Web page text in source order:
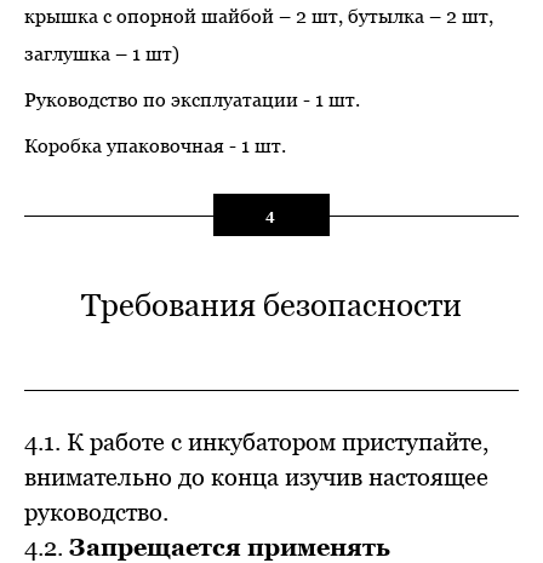
крышка с опорной шайбой – 2 шт, бутылка – 2 шт,
заглушка – 1 шт)
Руководство по эксплуатации - 1 шт.
Коробка упаковочная - 1 шт.
4
Требования безопасности
4.1. К работе с инкубатором приступайте,
внимательно до конца изучив настоящее
руководство.
4.2. Запрещается применять